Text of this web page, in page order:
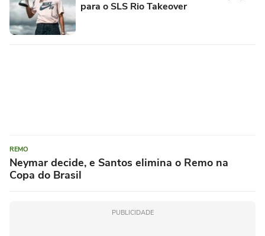
para o SLS Rio Takeover
REMO
Neymar decide, e Santos elimina o Remo na
Copa do Brasil
PUBLICIDADE